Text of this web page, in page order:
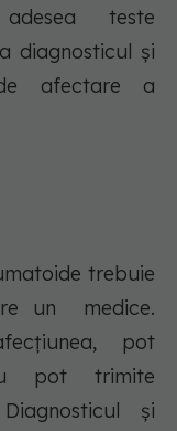
teste
diagnosticul și
afectare a
trebuie
un medice.
pot
pot trimite
și